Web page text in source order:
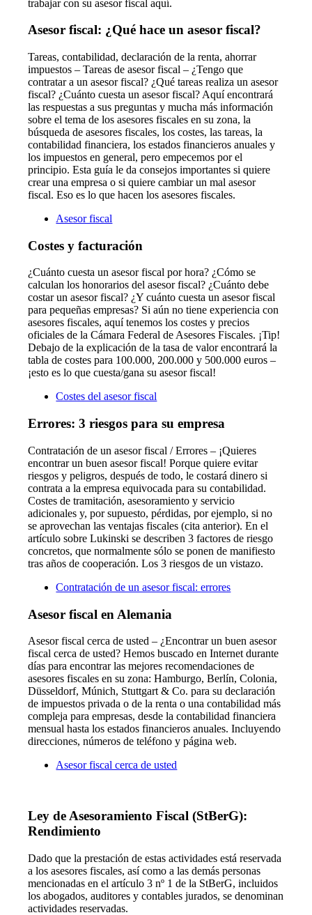
trabajar con su asesor fiscal aquí.
Asesor fiscal: ¿Qué hace un asesor fiscal?
Tareas, contabilidad, declaración de la renta, ahorrar
impuestos – Tareas de asesor fiscal – ¿Tengo que
contratar a un asesor fiscal? ¿Qué tareas realiza un asesor
fiscal? ¿Cuánto cuesta un asesor fiscal? Aquí encontrará
las respuestas a sus preguntas y mucha más información
sobre el tema de los asesores fiscales en su zona, la
búsqueda de asesores fiscales, los costes, las tareas, la
contabilidad financiera, los estados financieros anuales y
los impuestos en general, pero empecemos por el
principio. Esta guía le da consejos importantes si quiere
crear una empresa o si quiere cambiar un mal asesor
fiscal. Eso es lo que hacen los asesores fiscales.
Asesor fiscal
Costes y facturación
¿Cuánto cuesta un asesor fiscal por hora? ¿Cómo se
calculan los honorarios del asesor fiscal? ¿Cuánto debe
costar un asesor fiscal? ¿Y cuánto cuesta un asesor fiscal
para pequeñas empresas? Si aún no tiene experiencia con
asesores fiscales, aquí tenemos los costes y precios
oficiales de la Cámara Federal de Asesores Fiscales. ¡Tip!
Debajo de la explicación de la tasa de valor encontrará la
tabla de costes para 100.000, 200.000 y 500.000 euros –
¡esto es lo que cuesta/gana su asesor fiscal!
Costes del asesor fiscal
Errores: 3 riesgos para su empresa
Contratación de un asesor fiscal / Errores – ¡Quieres
encontrar un buen asesor fiscal! Porque quiere evitar
riesgos y peligros, después de todo, le costará dinero si
contrata a la empresa equivocada para su contabilidad.
Costes de tramitación, asesoramiento y servicio
adicionales y, por supuesto, pérdidas, por ejemplo, si no
se aprovechan las ventajas fiscales (cita anterior). En el
artículo sobre Lukinski se describen 3 factores de riesgo
concretos, que normalmente sólo se ponen de manifiesto
tras años de cooperación. Los 3 riesgos de un vistazo.
Contratación de un asesor fiscal: errores
Asesor fiscal en Alemania
Asesor fiscal cerca de usted – ¿Encontrar un buen asesor
fiscal cerca de usted? Hemos buscado en Internet durante
días para encontrar las mejores recomendaciones de
asesores fiscales en su zona: Hamburgo, Berlín, Colonia,
Düsseldorf, Múnich, Stuttgart & Co. para su declaración
de impuestos privada o de la renta o una contabilidad más
compleja para empresas, desde la contabilidad financiera
mensual hasta los estados financieros anuales. Incluyendo
direcciones, números de teléfono y página web.
Asesor fiscal cerca de usted
Ley de Asesoramiento Fiscal (StBerG):
Rendimiento
Dado que la prestación de estas actividades está reservada
a los asesores fiscales, así como a las demás personas
mencionadas en el artículo 3 nº 1 de la StBerG, incluidos
los abogados, auditores y contables jurados, se denominan
actividades reservadas.